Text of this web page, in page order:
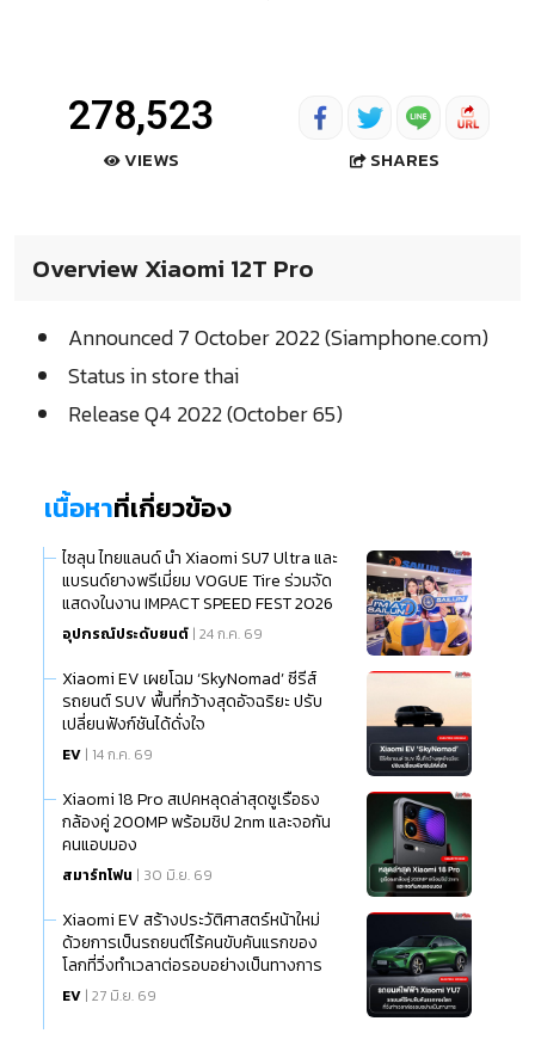
278,523
VIEWS SHARES
Overview Xiaomi 12T Pro
Announced 7 October 2022 (Siamphone.com)
Status in store thai
Release Q4 2022 (October 65)
เนื้อหาที่เกี่ยวข้อง
ไซลุน ไทยแลนด์ นำ Xiaomi SU7 Ultra และ
แบรนด์ยางพรีเมี่ยม VOGUE Tire ร่วมจัด
แสดงในงาน IMPACT SPEED FEST 2026
อุปกรณ์ประดับยนต์ | 24 ก.ค. 69
Xiaomi EV เผยโฉม ‘SkyNomad’ ซีรีส์
รถยนต์ SUV พื้นที่กว้างสุดอัจฉริยะ ปรับ
เปลี่ยนฟังก์ชันได้ดั่งใจ
EV | 14 ก.ค. 69
Xiaomi 18 Pro สเปคหลุดล่าสุดชูเรือธง
กล้องคู่ 200MP พร้อมชิป 2nm และจอกัน
คนแอบมอง
สมาร์ทโฟน | 30 มิ.ย. 69
Xiaomi EV สร้างประวัติศาสตร์หน้าใหม่
ด้วยการเป็นรถยนต์ไร้คนขับคันแรกของ
โลกที่วิ่งทำเวลาต่อรอบอย่างเป็นทางการ
EV | 27 มิ.ย. 69